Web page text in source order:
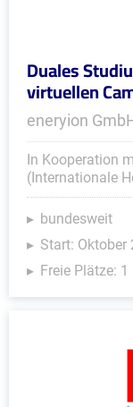
Duales
virtuellen
eneryion
In Kooperation
(Internationale
bundesweit
Start: Oktober
Freie Plätze: 1